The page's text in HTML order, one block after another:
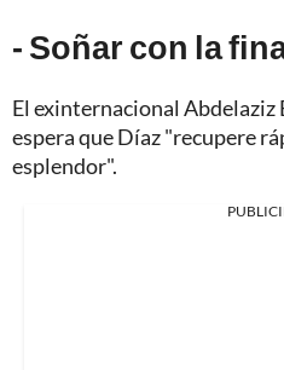
- Soñar con la
El exinternacional Abdelaziz
espera que Díaz "recupere
esplendor".